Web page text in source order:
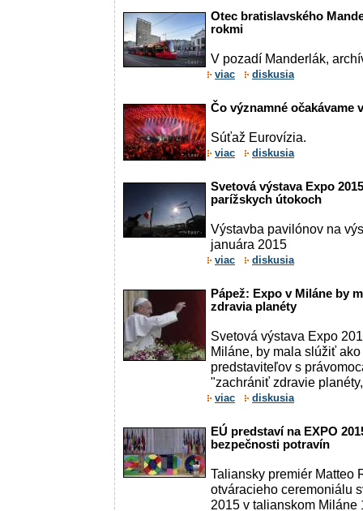
Otec bratislavského
rokmi
V pozadí Manderlák,
viac diskusia
Čo významné očakávame
Súťaž Eurovízia.
viac diskusia
Svetová výstava Expo
parížskych útokoch
Výstavba pavilónov na
januára 2015
viac diskusia
Pápež: Expo v Miláne by
zdravia planéty
Svetová výstava Expo
Miláne, by mala slúžiť
predstaviteľov s
"zachrániť zdravie
viac diskusia
EÚ predstaví na EXPO
bezpečnosti potravín
Taliansky premiér Matteo
otváracieho ceremoniálu
2015 v talianskom Miláne